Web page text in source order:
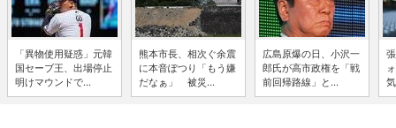
「異物使用疑惑」元韓
国セーブ王、出場停止
明けマウンドで...
熊本市長、相次ぐ余震
に本音ぽつり「もう嫌
だなぁ」 被災...
広島原爆の日、小沢一
郎氏が高市政権を「戦
前回帰路線」と...